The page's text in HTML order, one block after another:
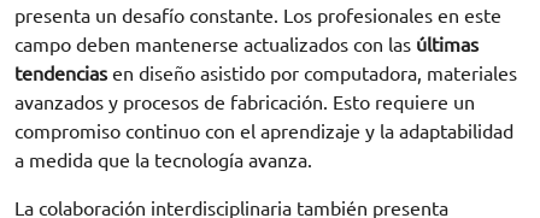
presenta un desafío constante. Los profesionales en este
campo deben mantenerse actualizados con las últimas
tendencias en diseño asistido por computadora, materiales
avanzados y procesos de fabricación. Esto requiere un
compromiso continuo con el aprendizaje y la adaptabilidad
a medida que la tecnología avanza.
La colaboración interdisciplinaria también presenta